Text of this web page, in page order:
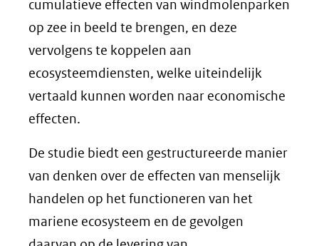
cumulatieve effecten van windmolenparken
op zee in beeld te brengen, en deze
vervolgens te koppelen aan
ecosysteemdiensten, welke uiteindelijk
vertaald kunnen worden naar economische
effecten.
De studie biedt een gestructureerde manier
van denken over de effecten van menselijk
handelen op het functioneren van het
mariene ecosysteem en de gevolgen